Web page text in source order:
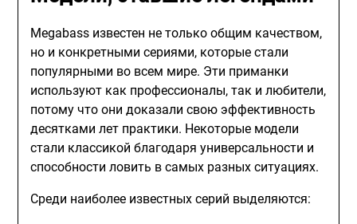
Megabass известен не только общим качеством,
но и конкретными сериями, которые стали
популярными во всем мире. Эти приманки
используют как профессионалы, так и любители,
потому что они доказали свою эффективность
десятками лет практики. Некоторые модели
стали классикой благодаря универсальности и
способности ловить в самых разных ситуациях.
Среди наиболее известных серий выделяются: